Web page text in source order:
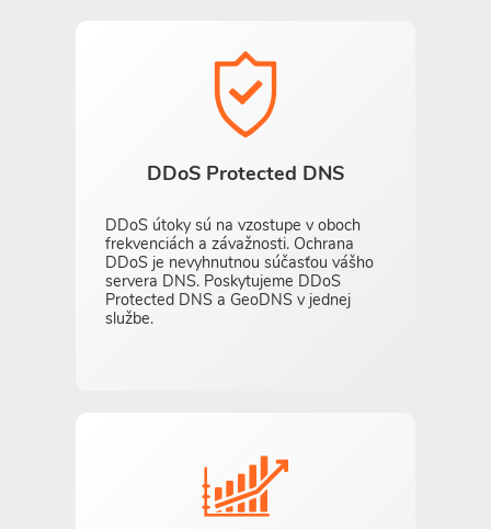
DDoS Protected DNS
DDoS útoky sú na vzostupe v oboch
frekvenciách a závažnosti. Ochrana
DDoS je nevyhnutnou súčasťou vášho
servera DNS. Poskytujeme DDoS
Protected DNS a GeoDNS v jednej
službe.